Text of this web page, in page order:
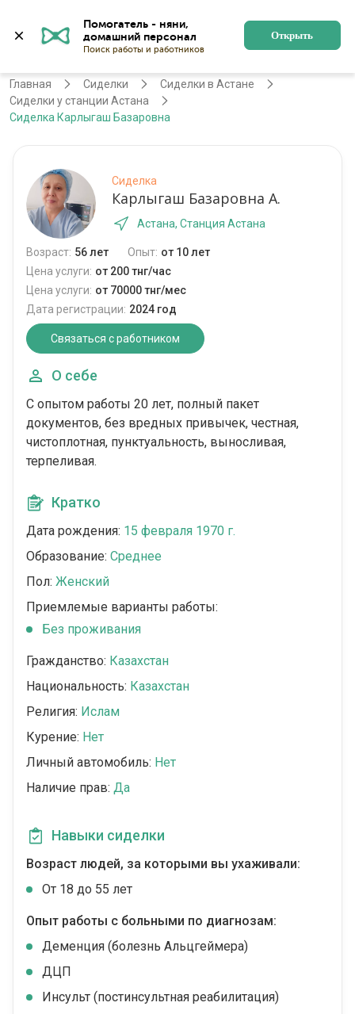
Помогатель - няни,
Поиск работы и работников
Открыть
Астана Регистрация
Главная Сиделки
Сиделки в Астане
Сиделки у станции Астана
Сиделка Карлыгаш Базаровна
Сиделка
Карлыгаш Базаровна А.
Астана, Станция Астана
Возраст: 56 лет Опыт: от 10 лет
Цена услуги: от 200 тнг/час
Цена услуги: от 70000 тнг/мес
Дата регистрации: 2024 год
Связаться с работником
О себе
С опытом работы 20 лет, полный пакет
документов, без вредных привычек, честная,
чистоплотная, пунктуальность, выносливая,
терпеливая.
Кратко
Дата рождения: 15 февраля 1970 г.
Образование: Среднее
Пол: Женский
Приемлемые варианты работы:
Без проживания
Гражданство: Казахстан
Национальность: Казахстан
Религия: Ислам
Курение: Нет
Личный автомобиль: Нет
Наличие прав: Да
Навыки сиделки
Возраст людей, за которыми вы ухаживали:
От 18 до 55 лет
Опыт работы с больными по диагнозам:
Деменция (болезнь Альцгеймера)
ДЦП
Инсульт (постинсультная реабилитация)